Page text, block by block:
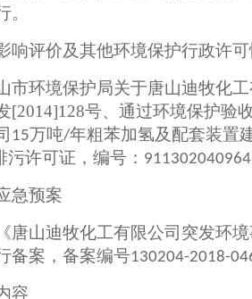
。
响评价及其他环境保护行政许
市环境保护局关于唐山迪牧化
[2014]128号、通过环境保护验
15万吨/年粗苯加氢及配套装置
污许可证，编号：
急预案
唐山迪牧化工有限公司突发环
备案，备案编号130204-2018-
容